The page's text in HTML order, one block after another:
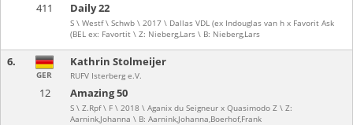
411 Daily 22
S \ Westf \ Schwb \ 2017 \ Dallas VDL (ex Indouglas van h x Favorit Ask
(BEL ex: Favortit \ Z: Nieberg,Lars \ B: Nieberg,Lars
6.
12 Amazing 50
S \ Z.Rpf \ F \ 2018 \ Aganix du Seigneur x Quasimodo Z \ Z:
Aarnink,Johanna \ B: Aarnink,Johanna,Boerhof,Frank
GER
Kathrin Stolmeijer
RUFV Isterberg e.V.